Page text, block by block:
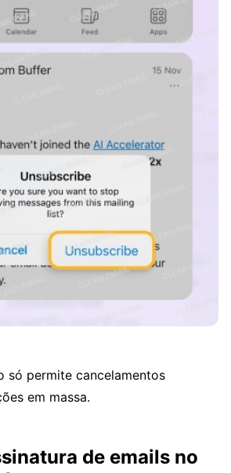
só permite cancelamentos
em massa.
de emails no